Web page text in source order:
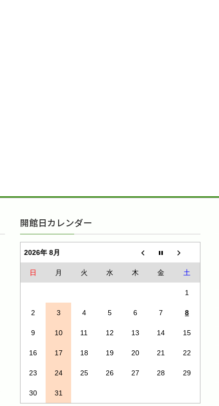
開館日カレンダー
2026年 8月
日 月 火 水 木 金 土
1
2 3 4 5 6 7 8
9 10 11 12 13 14 15
16 17 18 19 20 21 22
23 24 25 26 27 28 29
30 31